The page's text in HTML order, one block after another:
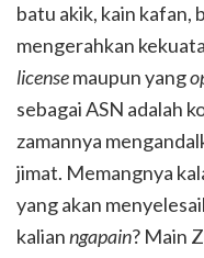
batu akik, kain kafan,
mengerahkan
licensemaupun yang
sebagai ASN adalah
zamannya
jimat. Memangnya
yang akan
kalianngapain? Main